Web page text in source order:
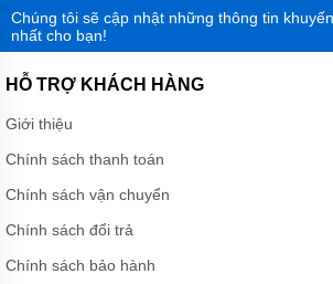
NHIỆT
BƠM
CHÌM
NƯỚC
KHUẤY
CHẤT
MÁY
BƠM
NƯỚC
Chúng tôi sẽ cập nhật những thông tin
nhất cho bạn!
HỖ TRỢ KHÁCH HÀNG
Giới thiệu
Chính sách thanh toán
Chính sách vận chuyển
Chính sách đổi trả
Chính sách bảo hành